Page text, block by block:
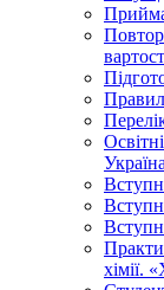
хімії.